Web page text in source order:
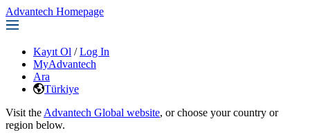
Advantech Homepage
Kayıt Ol / Log In
MyAdvantech
Ara
Türkiye
Visit the Advantech Global website, or choose your country or
region below.